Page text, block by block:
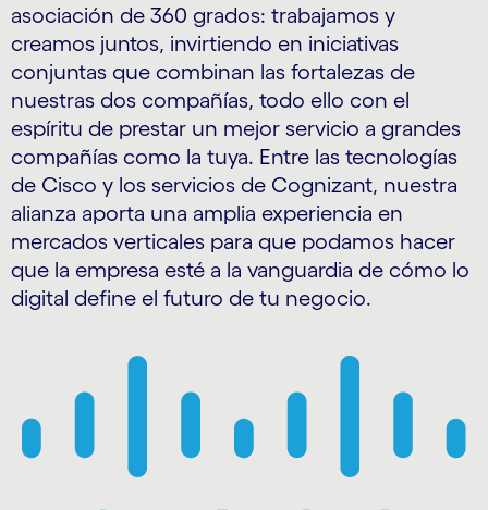
asociación de 360 grados: trabajamos y
creamos juntos, invirtiendo en iniciativas
conjuntas que combinan las fortalezas de
nuestras dos compañías, todo ello con el
espíritu de prestar un mejor servicio a grandes
compañías como la tuya. Entre las tecnologías
de Cisco y los servicios de Cognizant, nuestra
alianza aporta una amplia experiencia en
mercados verticales para que podamos hacer
que la empresa esté a la vanguardia de cómo lo
digital define el futuro de tu negocio.